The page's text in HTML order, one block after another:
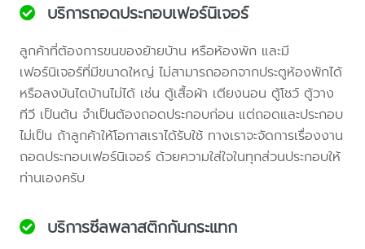
บริการถอดประกอบเฟอร์นิเจอร์
ลูกค้าที่ต้องการขนของย้ายบ้าน หรือห้องพัก และมี
เฟอร์นิเจอร์ที่มีขนาดใหญ่ ไม่สามารถออกจากประตูห้องพักได้
หรือลงบันไดบ้านไม่ได้ เช่น ตู้เสื้อผ้า เตียงนอน ตู้โชว์ ตู้วาง
ทีวี เป็นต้น จำเป็นต้องถอดประกอบก่อน แต่ถอดและประกอบ
ไม่เป็น ถ้าลูกค้าให้โอกาสเราได้รับใช้ ทางเราจะจัดการเรื่องงาน
ถอดประกอบเฟอร์นิเจอร์ ด้วยความใส่ใจในทุกส่วนประกอบให้
ท่านเองครับ
บริการซีลพลาสติกกันกระแทก